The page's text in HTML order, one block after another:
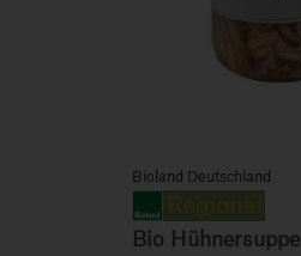
Bioland Deutschland
Bio Hühnersuppe